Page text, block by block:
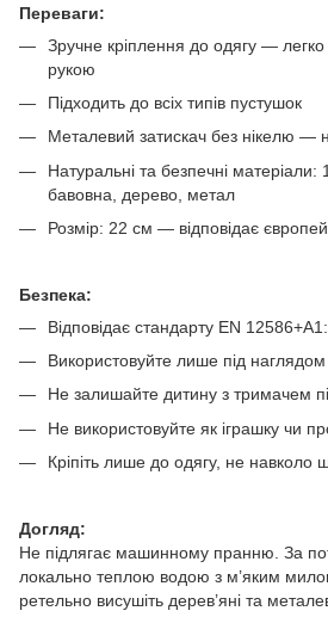
Переваги:
Зручне кріплення до одягу — легко
рукою
Підходить до всіх типів пустушок
Металевий затискач без нікелю —
Натуральні та безпечні матеріали:
бавовна, дерево, метал
Розмір: 22 см — відповідає
Безпека:
Відповідає стандарту EN
Використовуйте лише під
Не залишайте дитину з тримачем
Не використовуйте як іграшку чи
Кріпіть лише до одягу, не навколо
Догляд:
Не підлягає машинному пранню. За
локально теплою водою з м’яким
ретельно висушіть дерев’яні та